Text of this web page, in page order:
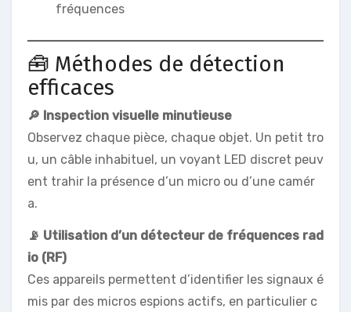
fréquences
🧰 Méthodes de détection
efficaces
🔎 Inspection visuelle minutieuse
Observez chaque pièce, chaque objet. Un petit tro
u, un câble inhabituel, un voyant LED discret peuv
ent trahir la présence d’un micro ou d’une camér
a.
📡 Utilisation d’un détecteur de fréquences rad
io (RF)
Ces appareils permettent d’identifier les signaux é
mis par des micros espions actifs, en particulier c